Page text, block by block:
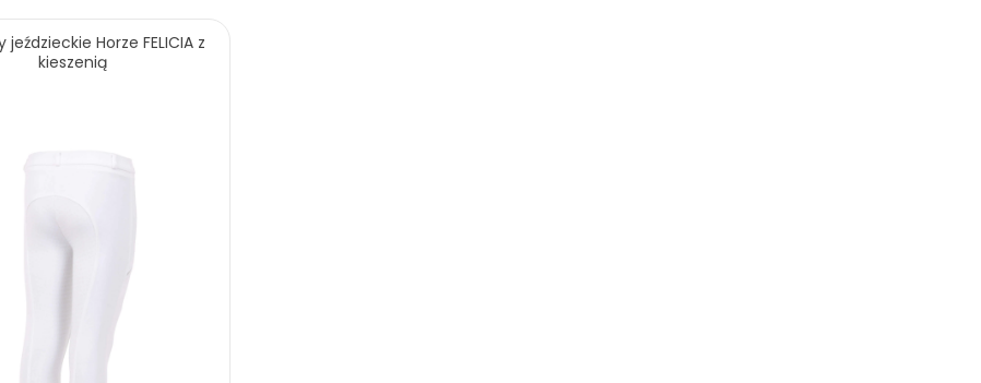
jeździeckie Horze FELICIA z
kieszenią